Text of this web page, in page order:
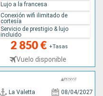
2 850 € +Tasas
Vuelo disponible
Lujo a la francesa
Conexión wifi ilimitado de
cortesía
Servicio de prestigio & lujo
incluido
La Valetta 08/04/2027